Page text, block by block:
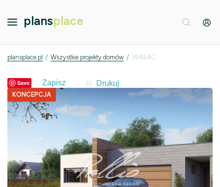
plansplace
plansplace.pl / Wszystkie projekty domów / 39454C
Save Drukuj
KONCEPCJA